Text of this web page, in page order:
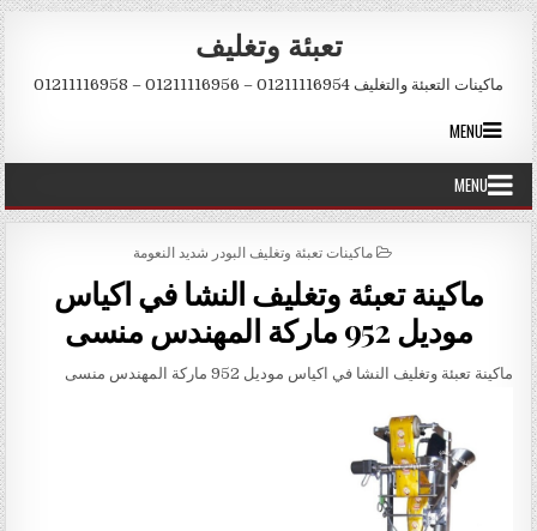
Skip to content
تعبئة وتغليف
ماكينات التعبئة والتغليف 01211116954 – 01211116956 – 01211116958
MENU
MENU
POSTED IN
ماكينات تعبئة وتغليف البودر شديد النعومة
ماكينة تعبئة وتغليف النشا في اكياس
موديل 952 ماركة المهندس منسى
ماكينة تعبئة وتغليف النشا في اكياس موديل 952 ماركة المهندس منسى